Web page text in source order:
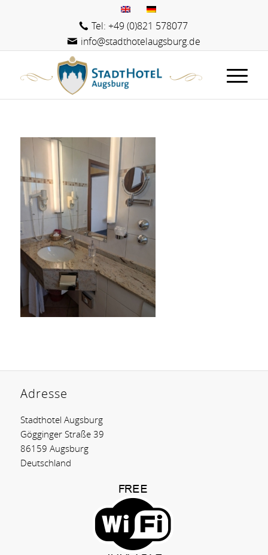
Tel: +49 (0)821 578077
info@stadthotelaugsburg.de
Adresse
Stadthotel Augsburg
Gögginger Straße 39
86159 Augsburg
Deutschland